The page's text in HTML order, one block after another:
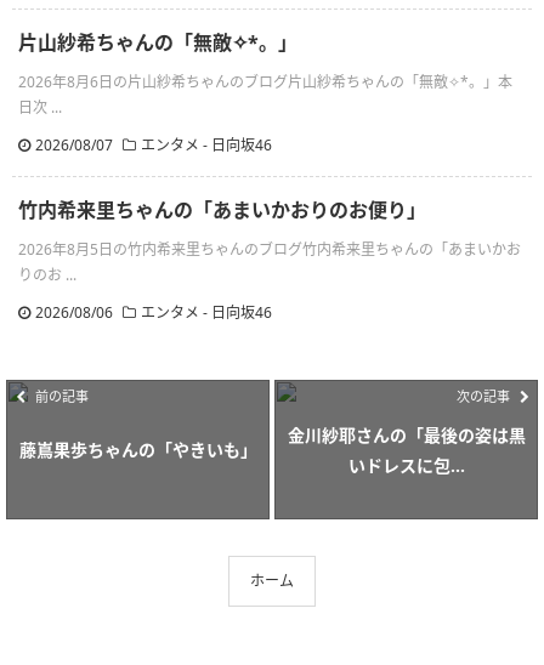
片山紗希ちゃんの「無敵✧︎*。」
2026年8月6日の片山紗希ちゃんのブログ片山紗希ちゃんの「無敵✧︎*。」本
日次 ...
2026/08/07
エンタメ - 日向坂46
竹内希来里ちゃんの「あまいかおりのお便り」
2026年8月5日の竹内希来里ちゃんのブログ竹内希来里ちゃんの「あまいかお
りのお ...
2026/08/06
エンタメ - 日向坂46
前の記事
藤嶌果歩ちゃんの「やきいも」
次の記事
金川紗耶さんの「最後の姿は黒
いドレスに包...
ホーム